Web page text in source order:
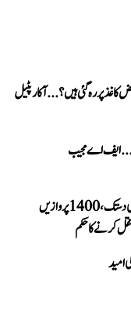
کاغذ پر رہ گئی ہیں؟...آکار پٹیل
اے مجیب
چین میں سمندری طوفان ’ڈولفن‘ کی دستک، 1400 پروازیں
کرنے کا حکم
امید